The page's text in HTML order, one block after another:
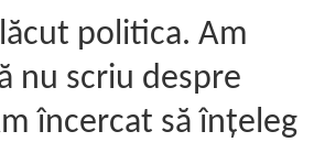
politica. Am
nu scriu despre
încercat să înțeleg